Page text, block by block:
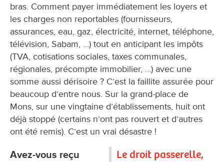
bras. Comment payer immédiatement les loyers et
les charges non reportables (fournisseurs,
assurances, eau, gaz, électricité, internet, téléphone,
télévision, Sabam, …) tout en anticipant les impôts
(TVA, cotisations sociales, taxes communales,
régionales, précompte immobilier, …) avec une
somme aussi dérisoire ? C’est la faillite assurée pour
beaucoup d’entre nous. Sur la grand-place de
Mons, sur une vingtaine d’établissements, huit ont
déjà stoppé (certains n’ont pas rouvert et d’autres
ont été remis). C’est un vrai désastre !
Le droit passerelle,
Avez-vous reçu